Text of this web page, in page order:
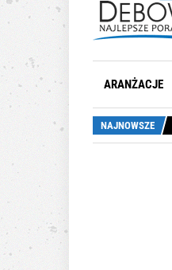
ARANŻACJE
NAJNOWSZE